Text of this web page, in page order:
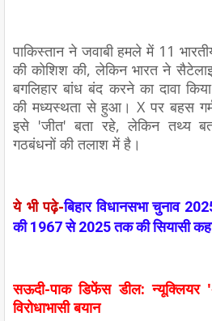
पाकिस्तान ने जवाबी हमले में 11
की कोशिश की, लेकिन भारत ने
बगलिहार बांध बंद करने का दावा
की मध्यस्थता से हुआ। X पर बहस
इसे 'जीत' बता रहे, लेकिन तथ्य
गठबंधनों की तलाश में है।
ये भी पढ़े-बिहार विधानसभा चुनाव
की 1967 से 2025 तक की सियासी
सऊदी-पाक डिफेंस डील: न्यूक्लियर
विरोधाभासी बयान